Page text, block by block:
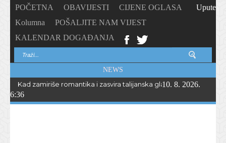
POČETNA OBAVIJESTI
CIJENE OGLASA
Kolumna
POŠALJITE NAM VIJEST
KALENDAR DOGAĐANJA
Upute
NEWS
Kad zamiriše romantika i zasvira talijanska glazba… Peta „Serata
10. 8. 2026.
6:36